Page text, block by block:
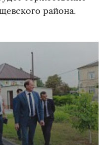
района.